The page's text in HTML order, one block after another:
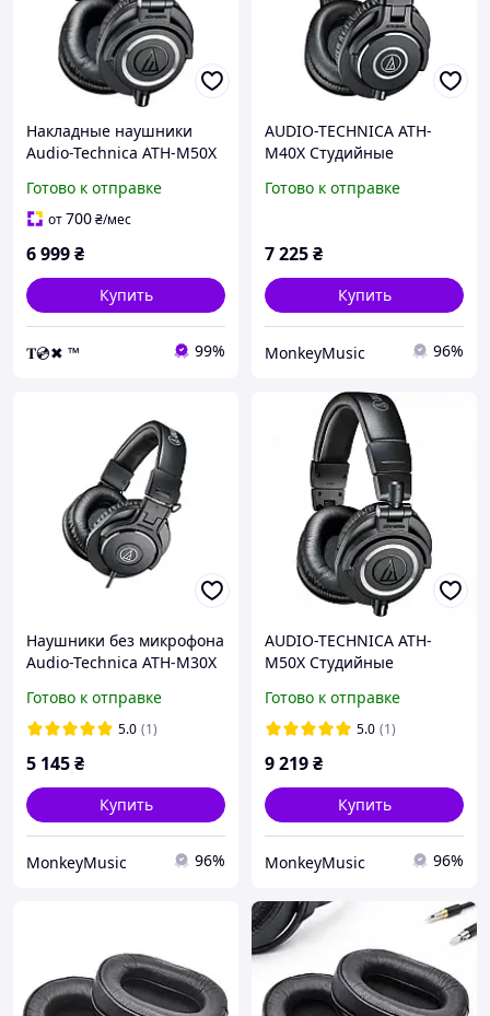
Накладные наушники
Audio-Technica ATH-M50X
Готово к отправке
от700₴/мес
6 999₴
Купить
𝐓💿✖ ™ 99%
AUDIO-TECHNICA ATH-
M40X Студийные
Готово к отправке
7 225₴
Купить
MonkeyMusic 96%
Наушники без микрофона
Audio-Technica ATH-M30X
Готово к отправке
5.0 (1)
5 145₴
Купить
MonkeyMusic 96%
AUDIO-TECHNICA ATH-
M50X Студийные
Готово к отправке
5.0 (1)
9 219₴
Купить
MonkeyMusic 96%